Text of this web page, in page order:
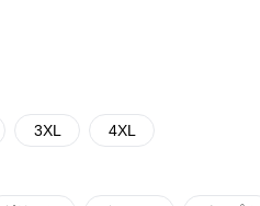
3XL 4XL